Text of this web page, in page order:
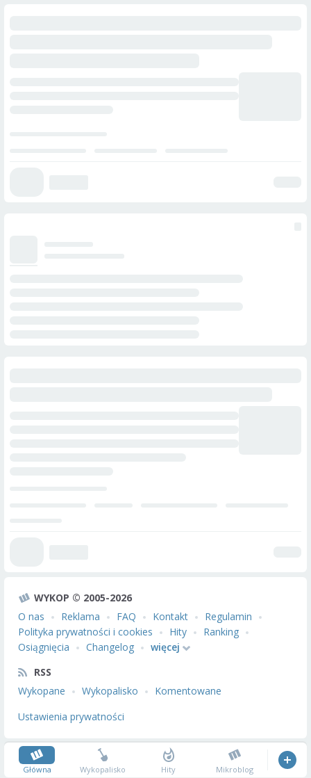
WYKOP © 2005-2026
O nas
Reklama FAQ Kontakt
Regulamin
Polityka prywatności i cookies
Hity
Ranking
Osiągnięcia
Changelog
więcej
RSS
Wykopane
Wykopalisko
Komentowane
Ustawienia prywatności
Główna Wykopalisko Hity Mikroblog